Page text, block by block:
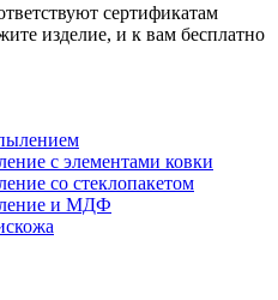
сертификатам
изделие, и к вам бесплатно
с элементами ковки
со стеклопакетом
и МДФ